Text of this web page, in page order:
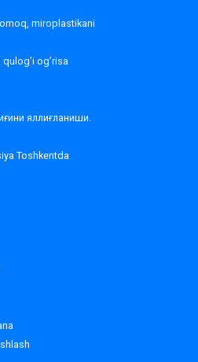
miroplastikani
qulog’i og’risa
яллиғланиши.
Toshkentda